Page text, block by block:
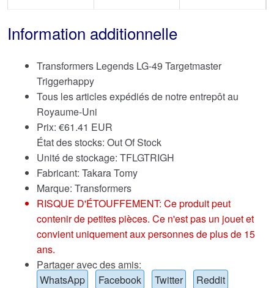
Information additionnelle
Transformers Legends LG-49 Targetmaster
Triggerhappy
Tous les articles expédiés de notre entrepôt au
Royaume-Uni
Prix: €61.41 EUR
État des stocks: Out Of Stock
Unité de stockage: TFLGTRIGH
Fabricant: Takara Tomy
Marque: Transformers
RISQUE D'ÉTOUFFEMENT: Ce produit peut
contenir de petites pièces. Ce n'est pas un jouet et
convient uniquement aux personnes de plus de 15
ans.
Partager avec des amis:
WhatsApp
Facebook Twitter Reddit